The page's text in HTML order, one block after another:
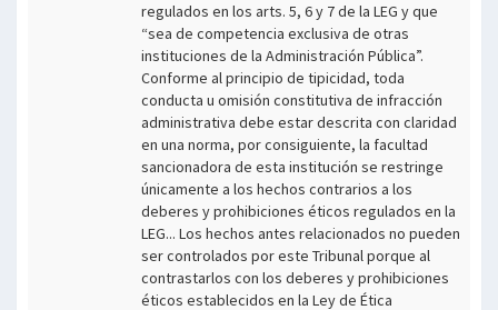
regulados en los arts. 5, 6 y 7 de la LEG y que
“sea de competencia exclusiva de otras
instituciones de la Administración Pública”.
Conforme al principio de tipicidad, toda
conducta u omisión constitutiva de infracción
administrativa debe estar descrita con claridad
en una norma, por consiguiente, la facultad
sancionadora de esta institución se restringe
únicamente a los hechos contrarios a los
deberes y prohibiciones éticos regulados en la
LEG... Los hechos antes relacionados no pueden
ser controlados por este Tribunal porque al
contrastarlos con los deberes y prohibiciones
éticos establecidos en la Ley de Ética